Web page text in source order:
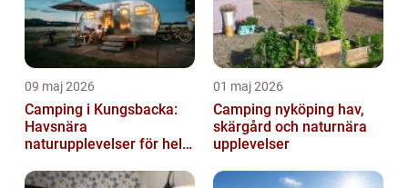
09 maj 2026
Camping i Kungsbacka:
Havsnära
naturupplevelser för hela
01 maj 2026
Camping nyköping hav,
skärgård och naturnära
upplevelser